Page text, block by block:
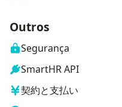
Outros
Segurança
SmartHR API
契約と支払い